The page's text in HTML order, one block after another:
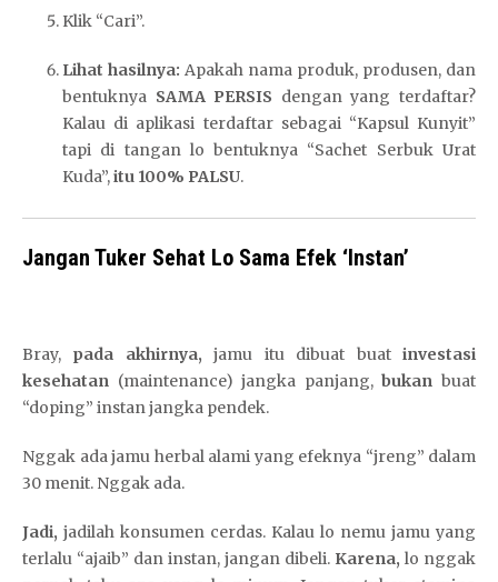
Klik “Cari”.
Lihat hasilnya: Apakah nama produk, produsen, dan
bentuknya SAMA PERSIS dengan yang terdaftar?
Kalau di aplikasi terdaftar sebagai “Kapsul Kunyit”
tapi di tangan lo bentuknya “Sachet Serbuk Urat
Kuda”,itu 100% PALSU.
Jangan Tuker Sehat Lo Sama Efek ‘Instan’
Bray, pada akhirnya, jamu itu dibuat buatinvestasi
kesehatan (maintenance) jangka panjang,bukan buat
“doping” instan jangka pendek.
Nggak ada jamu herbal alami yang efeknya “jreng” dalam
30 menit. Nggak ada.
Jadi, jadilah konsumen cerdas. Kalau lo nemu jamu yang
terlalu “ajaib” dan instan, jangan dibeli. Karena, lo nggak